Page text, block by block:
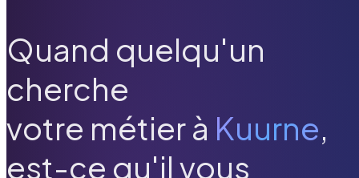
Quand quelqu'un
cherche
votre métier à Kuurne,
est-ce qu'il vous